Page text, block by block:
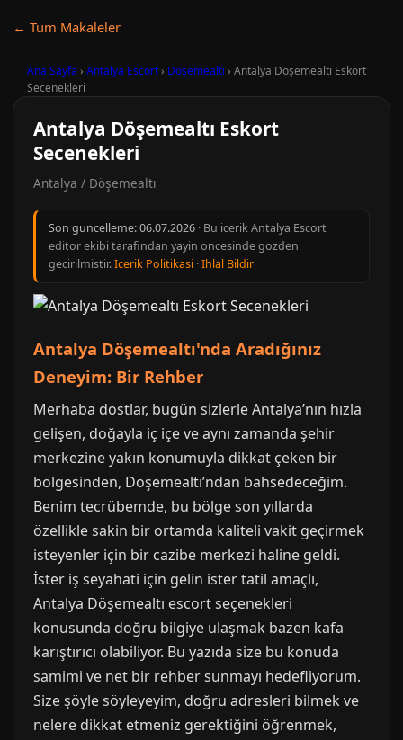
← Tum Makaleler
Ana Sayfa › Antalya Escort› Döşemealtı › Antalya Döşemealtı Eskort
Secenekleri
Antalya Döşemealtı Eskort
Secenekleri
Antalya / Döşemealtı
Son guncelleme:06.07.2026 · Bu icerik Antalya Escort
editor ekibi tarafindan yayin oncesinde gozden
gecirilmistir.Icerik Politikasi ·Ihlal Bildir
Antalya Döşemealtı'nda Aradığınız
Deneyim: Bir Rehber
Merhaba dostlar, bugün sizlerle Antalya’nın hızla
gelişen, doğayla iç içe ve aynı zamanda şehir
merkezine yakın konumuyla dikkat çeken bir
bölgesinden, Döşemealtı’ndan bahsedeceğim.
Benim tecrübemde, bu bölge son yıllarda
özellikle sakin bir ortamda kaliteli vakit geçirmek
isteyenler için bir cazibe merkezi haline geldi.
İster iş seyahati için gelin ister tatil amaçlı,
Antalya Döşemealtı escort seçenekleri
konusunda doğru bilgiye ulaşmak bazen kafa
karıştırıcı olabiliyor. Bu yazıda size bu konuda
samimi ve net bir rehber sunmayı hedefliyorum.
Size şöyle söyleyeyim, doğru adresleri bilmek ve
nelere dikkat etmeniz gerektiğini öğrenmek,